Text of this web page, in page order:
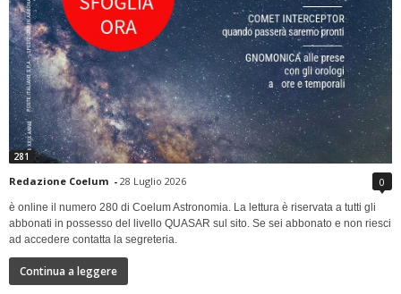
281
Redazione Coelum - 28 Luglio 2026 0
è online il numero 280 di Coelum Astronomia. La lettura è riservata a tutti gli
abbonati in possesso del livello QUASAR sul sito. Se sei abbonato e non riesci
ad accedere contatta la segreteria.
Continua a leggere